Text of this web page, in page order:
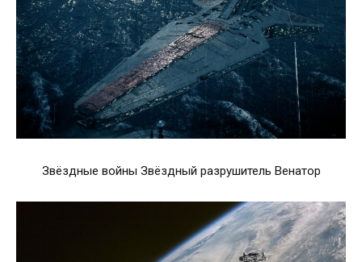
Звёздные войны Звёздный разрушитель Венатор